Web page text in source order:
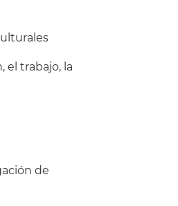
el trabajo, la
de